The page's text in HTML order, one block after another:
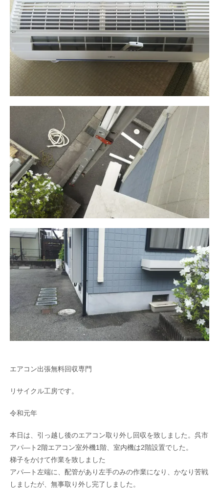
エアコン出張無料回収専門
リサイクル工房です。
令和元年
本日は、引っ越し後のエアコン取り外し回収を致しました。呉市
アパ―ト2階エアコン室外機1階、室内機は2階設置でした。
梯子をかけて作業を致しました
アパ―ト左端に、配管があり左手のみの作業になり、かなり苦戦
しましたが、無事取り外し完了しました。